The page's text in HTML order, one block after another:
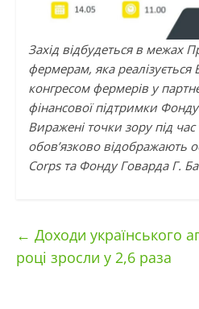
Захід відбудеться в межах
фермерам, яка реалізується
конгресом фермерів у
фінансової підтримки
Виражені точки зору під час
обов’язково відображають
Corps та Фонду Говарда Г.
← Доходи українського
році зросли у 2,6 раза